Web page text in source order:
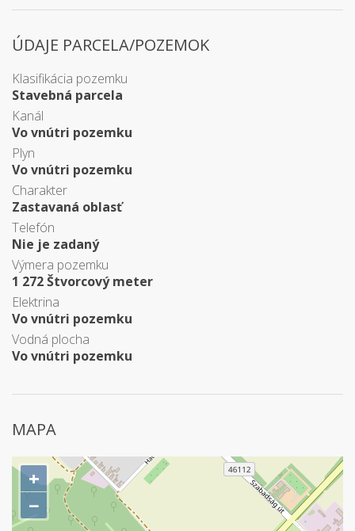
ÚDAJE PARCELA/POZEMOK
Klasifikácia pozemku
Stavebná parcela
Kanál
Vo vnútri pozemku
Plyn
Vo vnútri pozemku
Charakter
Zastavaná oblasť
Telefón
Nie je zadaný
Výmera pozemku
1 272 Štvorcový meter
Elektrina
Vo vnútri pozemku
Vodná plocha
Vo vnútri pozemku
MAPA
+
−